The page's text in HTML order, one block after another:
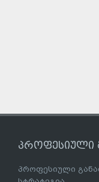
პროფესიული
პროფესიული